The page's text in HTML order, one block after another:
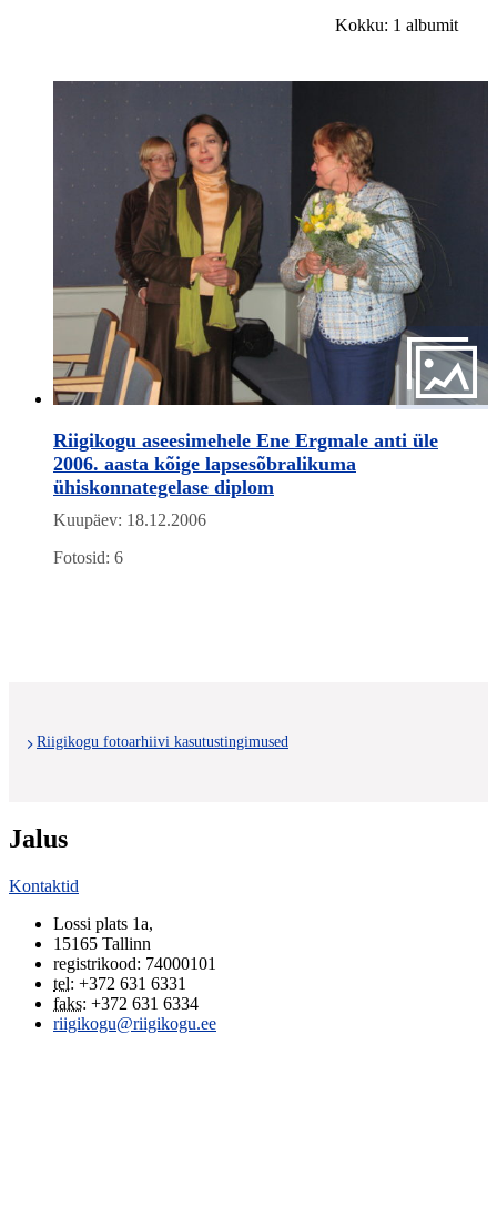
Kokku: 1 albumit
Riigikogu aseesimehele Ene Ergmale anti üle
2006. aasta kõige lapsesõbralikuma
ühiskonnategelase diplom
Kuupäev: 18.12.2006
Fotosid: 6
Riigikogu fotoarhiivi kasutustingimused
Jalus
Kontaktid
Lossi plats 1a,
15165 Tallinn
registrikood: 74000101
tel: +372 631 6331
faks: +372 631 6334
riigikogu@riigikogu.ee